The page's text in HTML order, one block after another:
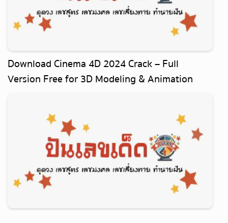
Download Cinema 4D 2024 Crack – Full
Version Free for 3D Modeling & Animation